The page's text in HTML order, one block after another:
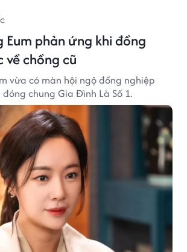
Eum phản ứng khi đồng
về chồng cũ
vừa có màn hội ngộ đồng nghiệp
chung Gia Đình Là Số 1.